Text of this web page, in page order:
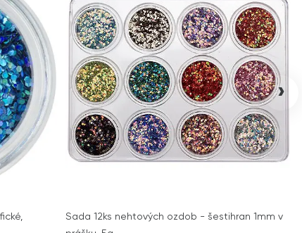
Sada 12ks nehtových ozdob - šestihran 1mm v
›